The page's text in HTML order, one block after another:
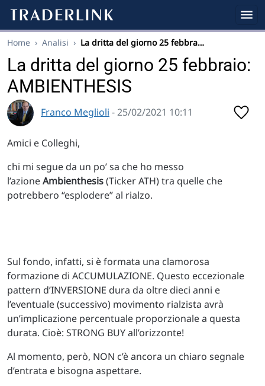
Home › Analisi › La dritta del giorno 25 febbra…
La dritta del giorno 25 febbraio:
AMBIENTHESIS
Franco Meglioli - 25/02/2021 10:11
Amici e Colleghi,
chi mi segue da un po’ sa che ho messo
l’azioneAmbienthesis(Ticker ATH) tra quelle che
potrebbero “esplodere” al rialzo.
Sul fondo, infatti, si è formata una clamorosa
formazione di ACCUMULAZIONE. Questo eccezionale
pattern d’INVERSIONE dura da oltre dieci anni e
l’eventuale (successivo) movimento rialzista avrà
un’implicazione percentuale proporzionale a questa
durata. Cioè: STRONG BUY all’orizzonte!
Al momento, però, NON c’è ancora un chiaro segnale
d’entrata e bisogna aspettare.